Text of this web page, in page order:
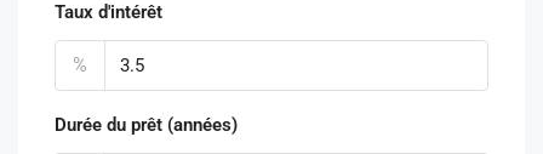
Taux d'intérêt
%
Durée du prêt (années)